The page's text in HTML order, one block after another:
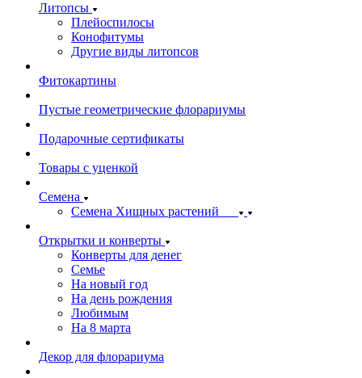
Литопсы
Плейоспилосы
Конофитумы
Другие виды литопсов
Фитокартины
Пустые геометрические флорариумы
Подарочные сертификаты
Товары с уценкой
Семена
Семена Хищных растений
Открытки и конверты
Конверты для денег
Семье
На новый год
На день рождения
Любимым
На 8 марта
Декор для флорариума